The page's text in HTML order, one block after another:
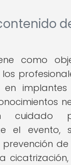
como
en
cuidado
el evento,
de